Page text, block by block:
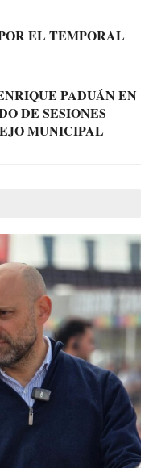
EL TEMPORAL
PADUÁN EN
DE SESIONES
MUNICIPAL